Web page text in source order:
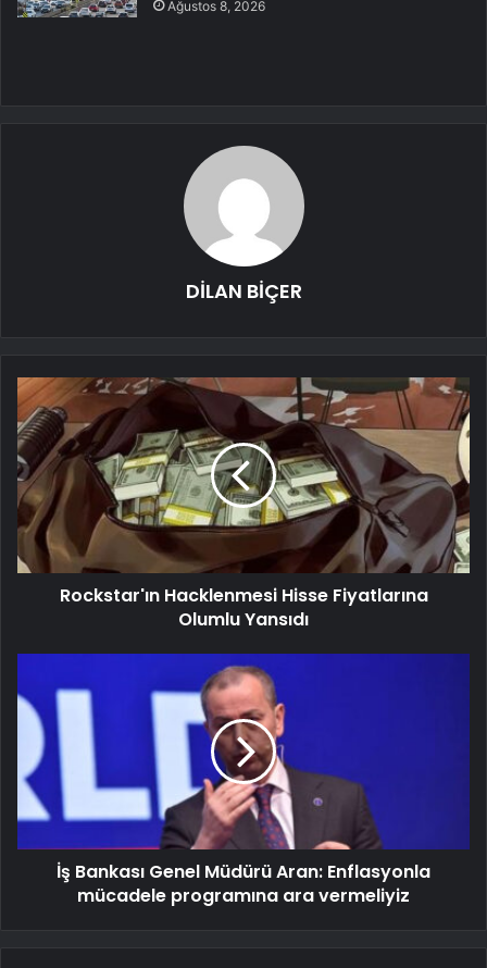
Ağustos 8, 2026
DİLAN BİÇER
Rockstar'ın Hacklenmesi Hisse Fiyatlarına
Olumlu Yansıdı
İş Bankası Genel Müdürü Aran: Enflasyonla
mücadele programına ara vermeliyiz